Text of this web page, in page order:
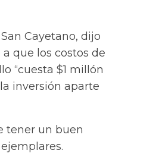
Cayetano, dijo
que los costos de
“cuesta $1 millón
inversión aparte
tener un buen